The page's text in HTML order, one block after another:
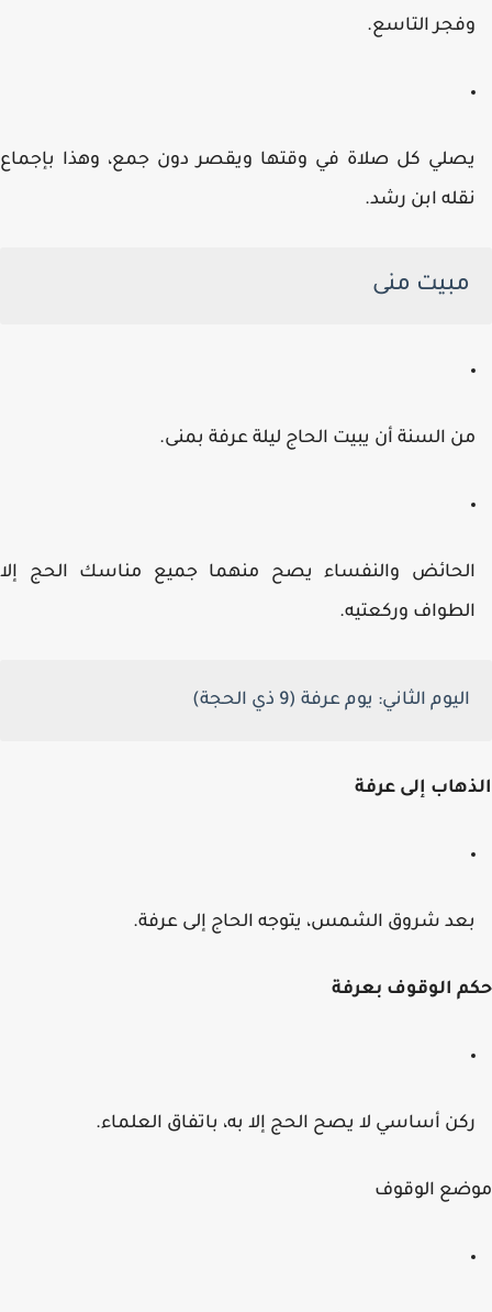
التاسع.
كل صلاة في وقتها ويقصر دون جمع، وهذا بإجماع
ابن رشد.
مبيت منى
السنة أن يبيت الحاج ليلة عرفة بمنى.
والنفساء يصح منهما جميع مناسك الحج إلا
وركعتيه.
اليوم الثاني:يوم عرفة (9 ذي الحجة)
إلى عرفة
شروق الشمس، يتوجه الحاج إلى عرفة.
الوقوف بعرفة
أساسي لا يصح الحج إلا به، باتفاق العلماء.
الوقوف